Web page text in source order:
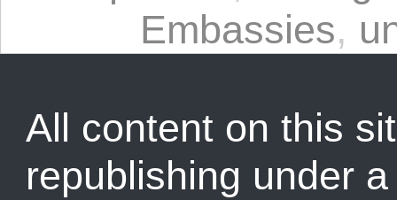
Embassies,
All content on this
republishing under